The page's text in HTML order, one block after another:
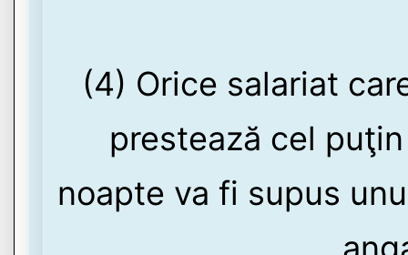
(4) Orice salariat
prestează cel
noapte va fi supus